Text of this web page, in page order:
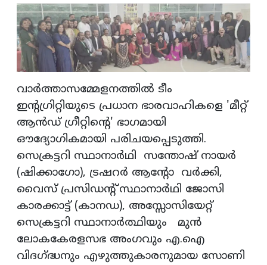
വാർത്താസമ്മേളനത്തിൽ ടീം
ഇന്റഗ്രിറ്റിയുടെ പ്രധാന ഭാരവാഹികളെ 'മീറ്റ്
ആൻഡ് ഗ്രീറ്റിന്റെ' ഭാഗമായി
ഔദ്യോഗികമായി പരിചയപ്പെടുത്തി.
സെക്രട്ടറി സ്ഥാനാർഥി സന്തോഷ് നായർ
(ഷിക്കാഗോ), ട്രഷറർ ആന്റോ വർക്കി,
വൈസ് പ്രസിഡന്റ് സ്ഥാനാർഥി ജോസി
കാരക്കാട്ട് (കാനഡ), അസ്സോസിയേറ്റ്
സെക്രട്ടറി സ്ഥാനാർത്ഥിയും മുൻ
ലോകകേരളസഭ അംഗവും എ.ഐ
വിദഗ്ദ്ധനും എഴുത്തുകാരനുമായ സോണി